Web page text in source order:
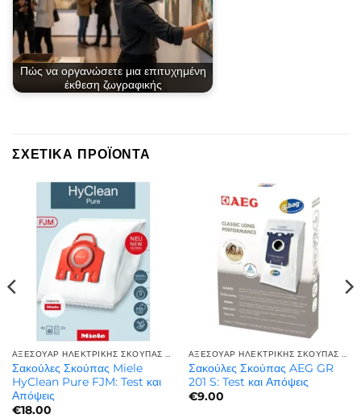
Πώς να οργανώσετε μια επιτυχημένη
έκθεση ζωγραφικής
ΣΧΕΤΙΚΆ ΠΡΟΪΌΝΤΑ
ΑΞΕΣΟΥΆΡ ΗΛΕΚΤΡΙΚΉΣ ΣΚΟΎΠΑΣ | ΠΟΙΌΤΗΤΑ ΚΑΙ ΑΝΤΟΧΉ
Σακούλες Σκούπας Miele
HyClean Pure FJM: Test και
Απόψεις
€18.00
ΑΞΕΣΟΥΆΡ ΗΛΕΚΤΡΙΚΉΣ ΣΚΟΎΠΑΣ | ΠΟΙΌΤΗΤΑ ΚΑΙ ΑΝΤΟΧΉ
Σακούλες Σκούπας AEG GR
201 S: Test και Απόψεις
€9.00